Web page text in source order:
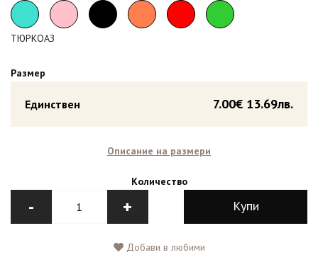
ТЮРКОАЗ
Размер
Единствен 13.69лв.
7.00€
Описание на размери
Количество
- + Купи
Добави в любими